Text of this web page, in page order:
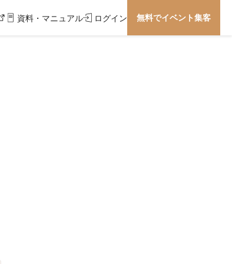
資料・マニュアル ログイン 無料でイベント集客